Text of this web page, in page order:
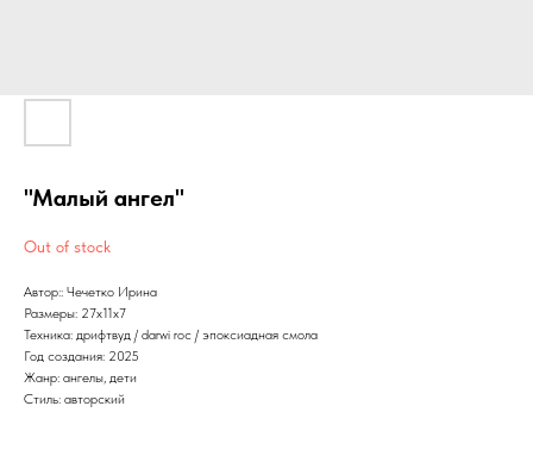
"Малый ангел"
Out of stock
Автор:: Чечетко Ирина
Размеры: 27х11х7
Техника: дрифтвуд / darwi roc / эпоксиадная смола
Год создания: 2025
Жанр: ангелы, дети
Стиль: авторский